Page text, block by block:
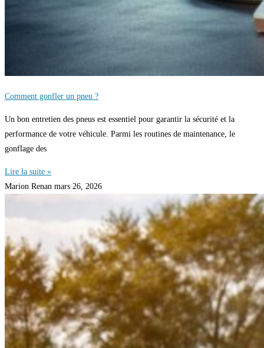
Comment gonfler un pneu ?
Un bon entretien des pneus est essentiel pour garantir la sécurité et la
performance de votre véhicule. Parmi les routines de maintenance, le
gonflage des
Lire la suite »
Marion Renan mars 26, 2026